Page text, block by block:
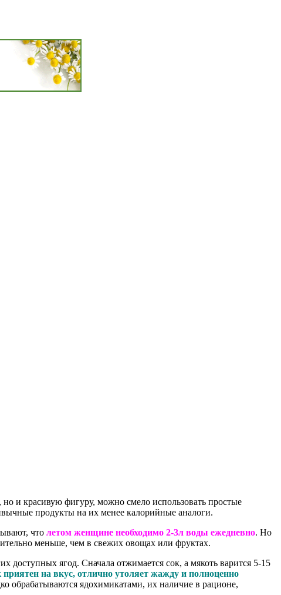
и красивую фигуру, можно смело использовать простые
продукты на их менее калорийные аналоги.
что летом женщине необходимо 2-3л воды ежедневно. Но
меньше, чем в свежих овощах или фруктах.
ягод. Сначала отжимается сок, а мякоть варится 5-15
на вкус, отлично утоляет жажду и полноценно
обрабатываются ядохимикатами, их наличие в рационе,